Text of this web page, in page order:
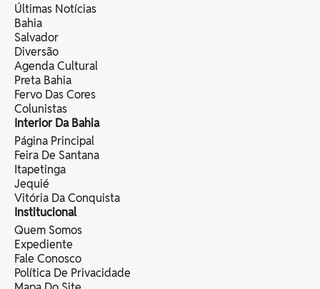
Últimas Notícias
Bahia
Salvador
Diversão
Agenda Cultural
Preta Bahia
Fervo Das Cores
Colunistas
Interior Da Bahia
Página Principal
Feira De Santana
Itapetinga
Jequié
Vitória Da Conquista
Institucional
Quem Somos
Expediente
Fale Conosco
Política De Privacidade